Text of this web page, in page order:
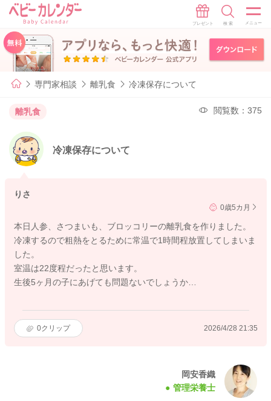
専門家相談 離乳食 冷凍保存について
離乳食 閲覧数：375
冷凍保存について
りさ
0歳5カ月
本日人参、さつまいも、ブロッコリーの離乳食を作りました。
冷凍するので粗熱をとるために常温で1時間程放置してしまいま
した。
室温は22度程だったと思います。
生後5ヶ月の子にあげても問題ないでしょうか…
0クリップ 2026/4/28 21:35
岡安香織
管理栄養士